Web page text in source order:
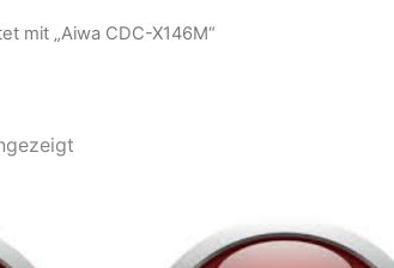
mit „Aiwa CDC-X146M“